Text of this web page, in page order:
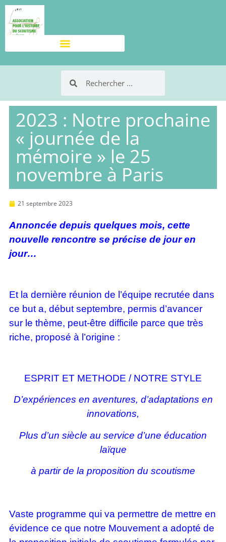
2023 : Notre prochaine
« journée de la
mémoire » le 25
novembre à Paris
21 septembre 2023
Annoncée depuis quelques mois, cette
nouvelle rencontre se précise de jour en
jour…
Et la dernière réunion de l’équipe recrutée dans
ce but a, début septembre, permis d’avancer
sur le thème, peut-être difficile parce que très
riche, proposé à l’origine :
ESPRIT ET METHODE / NOTRE STYLE
D’expériences en aventures, d’adaptations en
innovations,
Plus d’un siècle au service d’une éducation
laïque
à partir de la proposition du scoutisme
Vaste programme qui va permettre de mettre en
évidence ce que notre Mouvement a adopté de